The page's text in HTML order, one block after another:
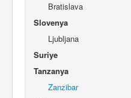
Bratislava
Slovenya
Ljubljana
Suriye
Tanzanya
Zanzibar